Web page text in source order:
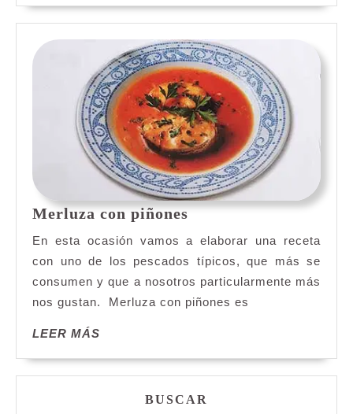
Merluza con piñonesMerluza
piñones
En esta ocasión vamos a elaborar una receta
con uno de los pescados típicos, que más se
consumen y que a nosotros particularmente más
nos gustan. Merluza con piñones es
LEER MÁS
BUSCAR